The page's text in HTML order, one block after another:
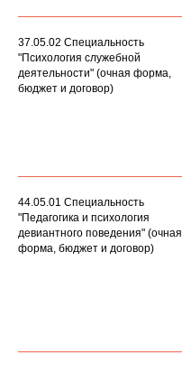
37.05.02 Специальность
"Психология служебной
деятельности" (очная форма,
бюджет и договор)
44.05.01 Специальность
"Педагогика и психология
девиантного поведения" (очная
форма, бюджет и договор)